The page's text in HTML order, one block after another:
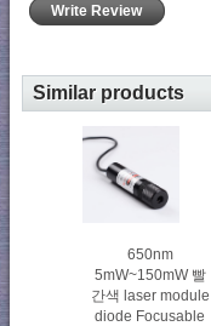
Write Review
Similar products
650nm
5mW~150mW 빨
간색 laser module
diode Focusable